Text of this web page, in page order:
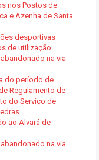
nos Postos de
e Azenha de Santa
desportivas
de utilização
na via
do período de
Regulamento de
do Serviço de
ao Alvará de
na via